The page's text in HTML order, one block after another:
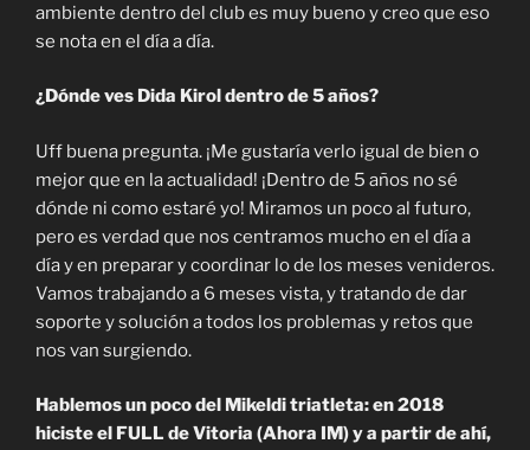
ambiente dentro del club es muy bueno y creo que eso
se nota en el día a día.
¿Dónde ves Dida Kirol dentro de 5 años?
Uff buena pregunta. ¡Me gustaría verlo igual de bien o
mejor que en la actualidad! ¡Dentro de 5 años no sé
dónde ni como estaré yo! Miramos un poco al futuro,
pero es verdad que nos centramos mucho en el día a
día y en preparar y coordinar lo de los meses venideros.
Vamos trabajando a 6 meses vista, y tratando de dar
soporte y solución a todos los problemas y retos que
nos van surgiendo.
Hablemos un poco del Mikeldi triatleta: en 2018
hiciste el FULL de Vitoria (Ahora IM) y a partir de ahí,